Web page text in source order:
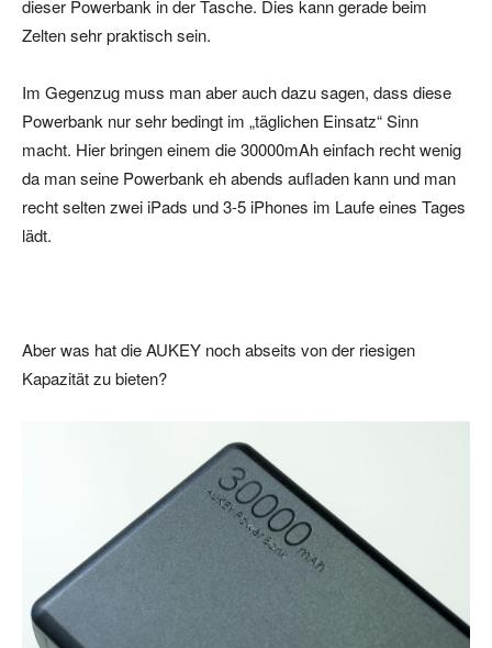
dieser Powerbank in der Tasche. Dies kann gerade beim
Zelten sehr praktisch sein.
Im Gegenzug muss man aber auch dazu sagen, dass diese
Powerbank nur sehr bedingt im „täglichen Einsatz“ Sinn
macht. Hier bringen einem die 30000mAh einfach recht wenig
da man seine Powerbank eh abends aufladen kann und man
recht selten zwei iPads und 3-5 iPhones im Laufe eines Tages
lädt.
Aber was hat die AUKEY noch abseits von der riesigen
Kapazität zu bieten?